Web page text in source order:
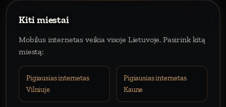
Kiti miestai
Mobilus internetas veikia visoje Lietuvoje. Pasirink kitą
miestą:
Pigiausias internetas
Vilniuje
Pigiausias internetas
Kaune